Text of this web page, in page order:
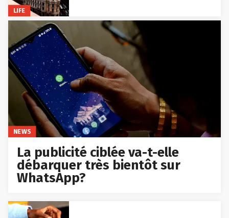
LIFE
NEWS
La publicité ciblée va-t-elle
débarquer très bientôt sur
WhatsApp?